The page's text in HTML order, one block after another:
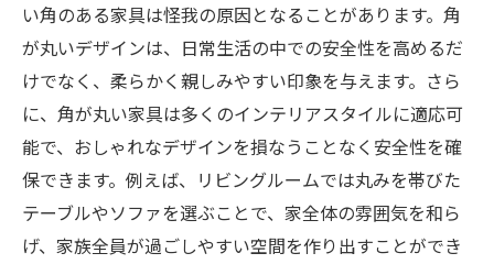
い角のある家具は怪我の原因となることがあります。角
が丸いデザインは、日常生活の中での安全性を高めるだ
けでなく、柔らかく親しみやすい印象を与えます。さら
に、角が丸い家具は多くのインテリアスタイルに適応可
能で、おしゃれなデザインを損なうことなく安全性を確
保できます。例えば、リビングルームでは丸みを帯びた
テーブルやソファを選ぶことで、家全体の雰囲気を和ら
げ、家族全員が過ごしやすい空間を作り出すことができ